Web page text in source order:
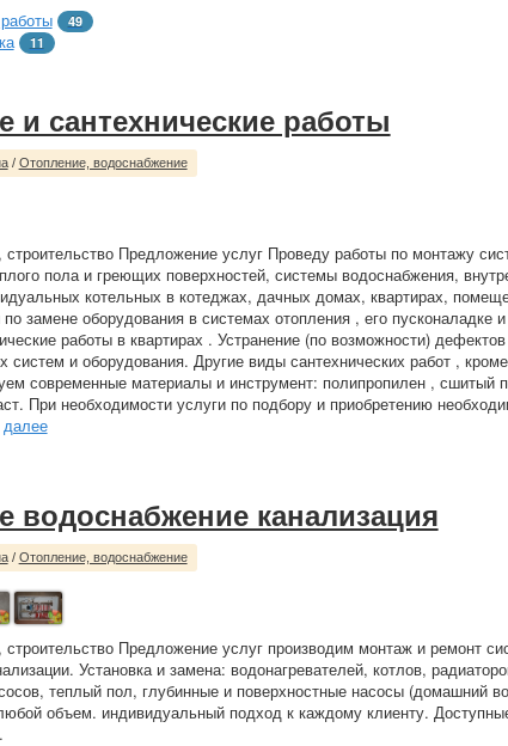
49
11
и сантехнические работы
/ Отопление, водоснабжение
строительство Предложение услуг Проведу работы по монтажу
пола и греющих поверхностей, системы водоснабжения,
котельных в котеджах, дачных домах, квартирах,
замене оборудования в системах отопления , его пусконаладке
работы в квартирах . Устранение (по возможности)
систем и оборудования. Другие виды сантехнических работ ,
современные материалы и инструмент: полипропилен , сшитый
При необходимости услуги по подбору и приобретению
далее
водоснабжение канализация
/ Отопление, водоснабжение
Предложение услуг производим монтаж и ремонт
Установка и замена: водонагревателей, котлов,
теплый пол, глубинные и поверхностные насосы (домашний
объем. индивидуальный подход к каждому клиенту.